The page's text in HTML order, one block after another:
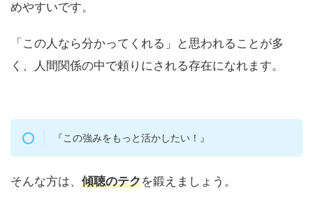
めやすいです。
「この人なら分かってくれる」と思われることが多
く、人間関係の中で頼りにされる存在になれます。
『この強みをもっと活かしたい！』
そんな方は、 傾聴のテクを鍛えましょう。